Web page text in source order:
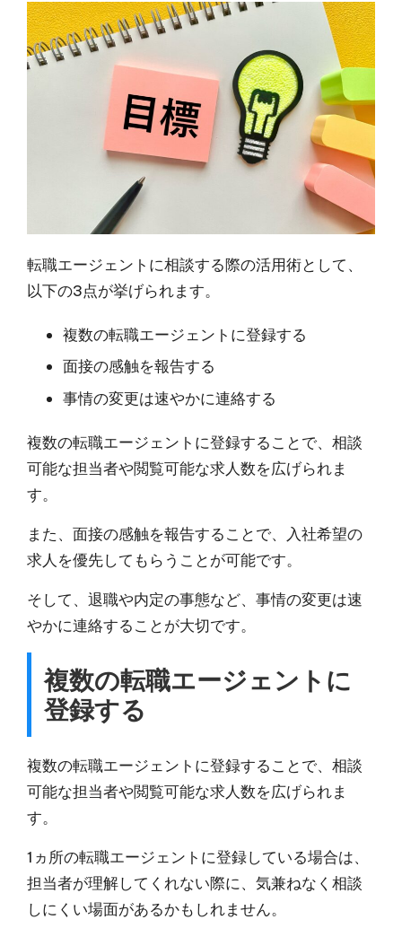
転職エージェントに相談する際の活用術として、
以下の3点が挙げられます。
複数の転職エージェントに登録する
面接の感触を報告する
事情の変更は速やかに連絡する
複数の転職エージェントに登録することで、相談
可能な担当者や閲覧可能な求人数を広げられま
す。
また、面接の感触を報告することで、入社希望の
求人を優先してもらうことが可能です。
そして、退職や内定の事態など、事情の変更は速
やかに連絡することが大切です。
複数の転職エージェントに
登録する
複数の転職エージェントに登録することで、相談
可能な担当者や閲覧可能な求人数を広げられま
す。
1ヵ所の転職エージェントに登録している場合は、
担当者が理解してくれない際に、気兼ねなく相談
しにくい場面があるかもしれません。